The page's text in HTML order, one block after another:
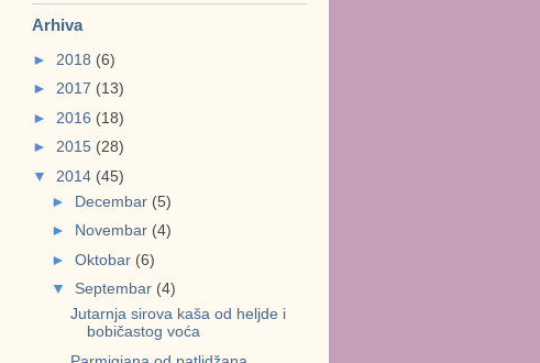
Arhiva
► 2018 (6)
► 2017 (13)
► 2016 (18)
► 2015 (28)
▼ 2014 (45)
► Decembar (5)
► Novembar (4)
► Oktobar (6)
▼ Septembar (4)
Jutarnja sirova kaša od heljde i
bobičastog voća